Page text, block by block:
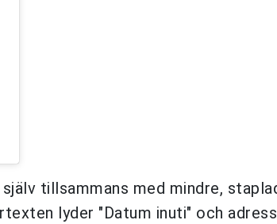
tillsammans med mindre,
lyder "Datum inuti" och